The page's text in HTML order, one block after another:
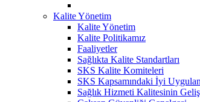
Kalite Yönetim
Kalite Yönetim
Kalite Politikamız
Faaliyetler
Sağlıkta Kalite Standartları
SKS Kalite Komiteleri
SKS Kapsamındaki İyi
Sağlık Hizmeti Kalitesinin